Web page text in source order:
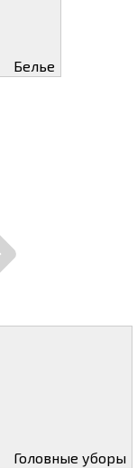
Белье
Головные уборы